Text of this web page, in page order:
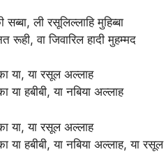
ली रसूलिल्लाहि मुहिब्बा
रूही, वा जिवारिल हादी मुहम्मद
या, या रसूल अल्लाह
हबीबी, या नबिया अल्लाह
या, या रसूल अल्लाह
या हबीबी, या नबिया अल्लाह, या